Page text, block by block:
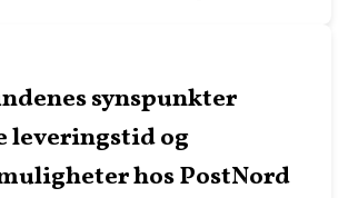
synspunkter
leveringstid og
hos PostNord